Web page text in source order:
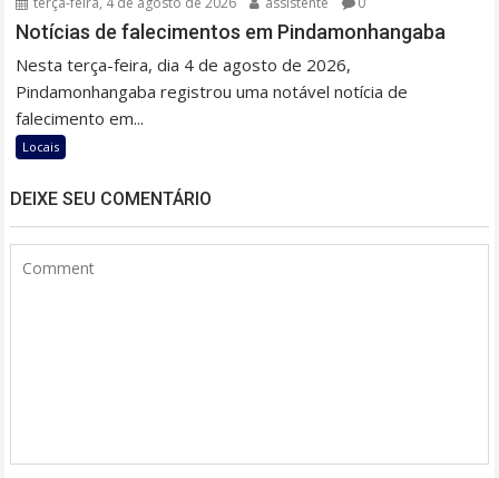
Notícias de falecimentos em Pindamonhangaba
Nesta terça-feira, dia 4 de agosto de 2026,
Pindamonhangaba registrou uma notável notícia de
falecimento em...
Locais
DEIXE SEU COMENTÁRIO